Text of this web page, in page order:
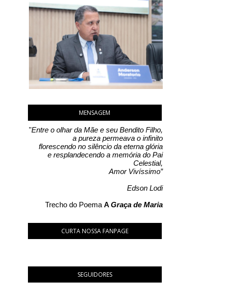
MENSAGEM
"Entre o olhar da Mãe e seu Bendito Filho,
a pureza permeava o infinito
florescendo no silêncio da eterna glória
e resplandecendo a memória do Pai
Celestial,
Amor Vivíssimo”
Edson Lodi
Trecho do Poema A Graça de Maria
CURTA NOSSA FANPAGE
SEGUIDORES